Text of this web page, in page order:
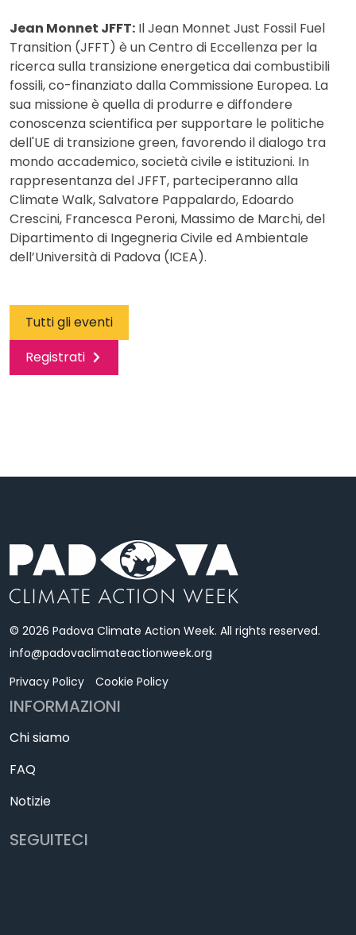
Jean Monnet JFFT: Il Jean Monnet Just Fossil Fuel
Transition (JFFT) è un Centro di Eccellenza per la
ricerca sulla transizione energetica dai combustibili
fossili, co-finanziato dalla Commissione Europea. La
sua missione è quella di produrre e diffondere
conoscenza scientifica per supportare le politiche
dell'UE di transizione green, favorendo il dialogo tra
mondo accademico, società civile e istituzioni. In
rappresentanza del JFFT, parteciperanno alla
Climate Walk, Salvatore Pappalardo, Edoardo
Crescini, Francesca Peroni, Massimo de Marchi, del
Dipartimento di Ingegneria Civile ed Ambientale
dell’Università di Padova (ICEA).
Tutti gli eventi
Registrati
© 2026 Padova Climate Action Week. All rights reserved.
info@padovaclimateactionweek.org
Privacy Policy
Cookie Policy
INFORMAZIONI
Chi siamo
FAQ
Notizie
SEGUITECI